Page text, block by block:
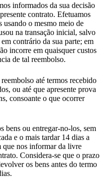
informados da sua decisão
contrato. Efetuamos
usando o mesmo meio de
na transação inicial, salvo
contrário da sua parte; em
incorre em quaisquer custos
de tal reembolso.
até termos recebido
ou até que apresente prova
consoante o que ocorrer
bens ou entregar-no-los, sem
e o mais tardar 14 dias a
que nos informar da livre
Considera-se que o prazo
os bens antes do termo